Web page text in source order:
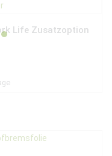
Life Zusatzoption